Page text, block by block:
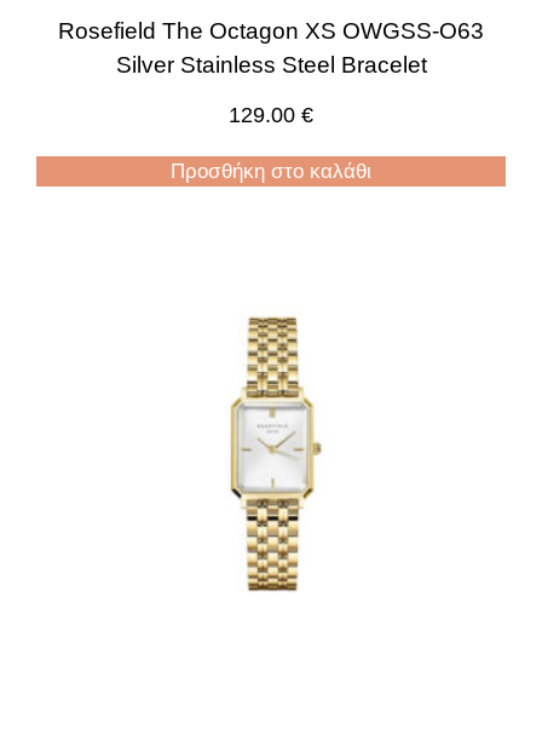
Rosefield The Octagon XS OWGSS-O63
Silver Stainless Steel Bracelet
129.00 €
Προσθήκη στο καλάθι